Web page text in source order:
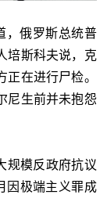
，俄罗斯总统普
培斯科夫说，克
在进行尸检。
尼生前并未抱怨
规模反政府抗议
因极端主义罪成